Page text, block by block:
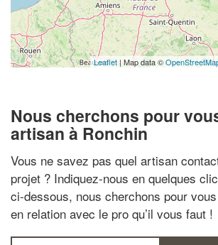
Leaflet| Map data ©
Nous cherchons pour
artisan à Ronchin
Vous ne savez pas quel artisan
projet ? Indiquez-nous en quelques
ci-dessous, nous cherchons pour
en relation avec le pro qu’il vous faut !